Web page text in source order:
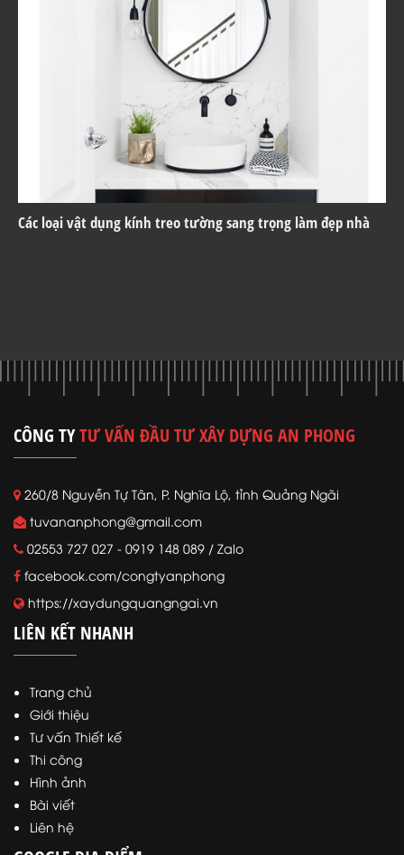
Các loại vật dụng kính treo tường sang trọng làm đẹp nhà
CÔNG TYTƯ VẤN ĐẦU TƯ XÂY DỰNG AN PHONG
260/8 Nguyễn Tự Tân, P. Nghĩa Lộ, tỉnh Quảng Ngãi
tuvananphong@gmail.com
02553 727 027 - 0919 148 089 / Zalo
facebook.com/congtyanphong
https://xaydungquangngai.vn
LIÊN KẾT NHANH
Trang chủ
Giới thiệu
Tư vấn Thiết kế
Thi công
Hình ảnh
Bài viết
Liên hệ